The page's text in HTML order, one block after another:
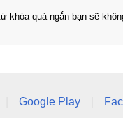
khóa quá ngắn bạn sẽ
Google Play